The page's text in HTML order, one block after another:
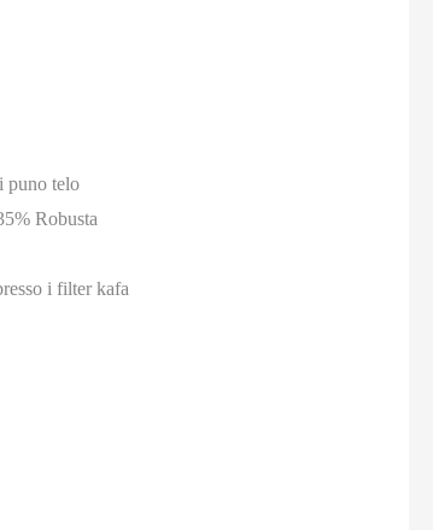
puno telo
Robusta
i filter kafa